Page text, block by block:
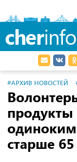
cherinfo
#АРХИВ НОВОСТЕЙ
продукты
старше 65